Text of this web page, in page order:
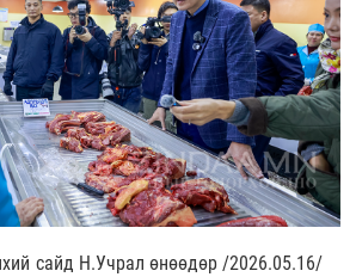
сайд Н.Учрал өнөөдөр /2026.05.16/